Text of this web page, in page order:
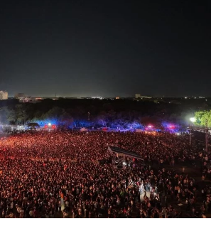
“Aves de paso”, con obras
en el vuelo de las aves; el collage
de tiempo”; escenografías de
y mexicana; la puesta en escena
y el número dancístico “El arte de
También se presentó el ensamble
de nacimiento”, integrado por 14